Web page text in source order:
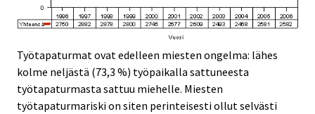
Työtapaturmat ovat edelleen miesten ongelma: lähes
kolme neljästä (73,3 %) työpaikalla sattuneesta
työtapaturmasta sattuu miehelle. Miesten
työtapaturmariski on siten perinteisesti ollut selvästi